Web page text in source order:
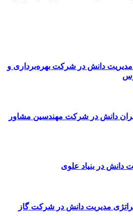
دانش در شرکت بهره‌برداری و
دانش در شرکت مهندسین مشاور
دانش در بنیاد علوی
مدیریت دانش در شرکت گاز